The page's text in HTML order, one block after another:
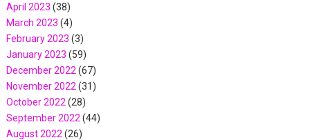
April 2023 (38)
March 2023 (4)
February 2023 (3)
January 2023 (59)
December 2022 (67)
November 2022 (31)
October 2022 (28)
September 2022 (44)
August 2022 (26)